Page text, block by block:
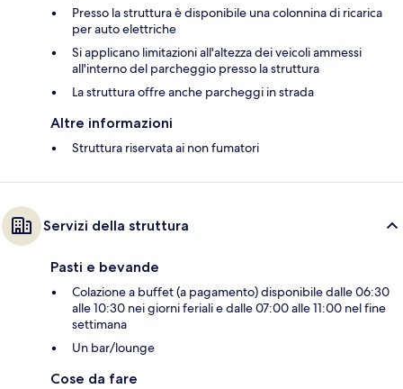
Presso la struttura è disponibile una colonnina di ricarica
per auto elettriche
Si applicano limitazioni all'altezza dei veicoli ammessi
all'interno del parcheggio presso la struttura
La struttura offre anche parcheggi in strada
Altre informazioni
Struttura riservata ai non fumatori
Servizi della struttura
Pasti e bevande
Colazione a buffet (a pagamento) disponibile dalle 06:30
alle 10:30 nei giorni feriali e dalle 07:00 alle 11:00 nel fine
settimana
Un bar/lounge
Cose da fare